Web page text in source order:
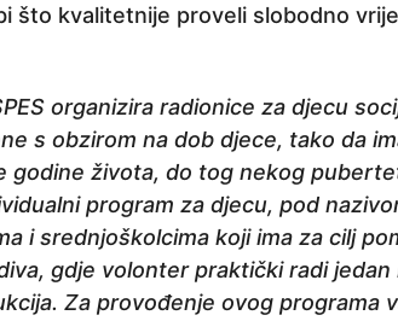
što kvalitetnije proveli slobodno
organizira radionice za djecu
s obzirom na dob djece, tako da
godine života, do tog nekog
program za djecu, pod
i srednjoškolcima koji ima za cilj
gdje volonter praktički radi jedan
Za provođenje ovog programa